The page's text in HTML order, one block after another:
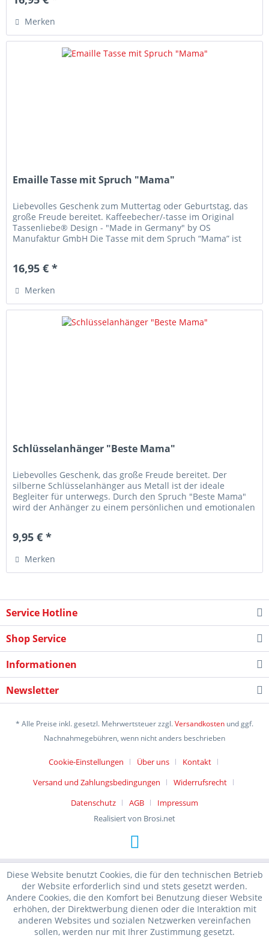
Merken
Emaille Tasse mit Spruch "Mama"
Liebevolles Geschenk zum Muttertag oder Geburtstag, das
große Freude bereitet. Kaffeebecher/-tasse im Original
Tassenliebe® Design - "Made in Germany" by OS
Manufaktur GmbH Die Tasse mit dem Spruch “Mama” ist
16,95 € *
Merken
Schlüsselanhänger "Beste Mama"
Liebevolles Geschenk, das große Freude bereitet. Der
silberne Schlüsselanhänger aus Metall ist der ideale
Begleiter für unterwegs. Durch den Spruch "Beste Mama"
wird der Anhänger zu einem persönlichen und emotionalen
9,95 € *
Merken
Service Hotline
Shop Service
Informationen
Newsletter
* Alle Preise inkl. gesetzl. Mehrwertsteuer zzgl.Versandkosten und ggf.
Nachnahmegebühren, wenn nicht anders beschrieben
Cookie-Einstellungen Über uns
Kontakt
Versand und Zahlungsbedingungen
Widerrufsrecht
Datenschutz
AGB
Impressum
Realisiert von Brosi.net
Diese Website benutzt Cookies, die für den technischen Betrieb
der Website erforderlich sind und stets gesetzt werden.
Andere Cookies, die den Komfort bei Benutzung dieser Website
erhöhen, der Direktwerbung dienen oder die Interaktion mit
anderen Websites und sozialen Netzwerken vereinfachen
sollen, werden nur mit Ihrer Zustimmung gesetzt.